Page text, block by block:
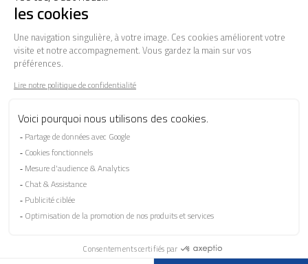
FAQ
Les garanties
Le SAV
Besoin d'informations ? Nos conseillers
CONTACTEZ-NOUS
SUIVEZ-NOUS SUR LES RÉSEAUX SOCIAUX !
Protection Des Données Personnelles